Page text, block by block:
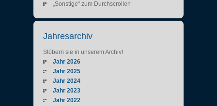
„Sonstige“ zum Durchscrollen
Jahresarchiv
Stöbern sie in unserem Archiv!
Jahr 2026
Jahr 2025
Jahr 2024
Jahr 2023
Jahr 2022